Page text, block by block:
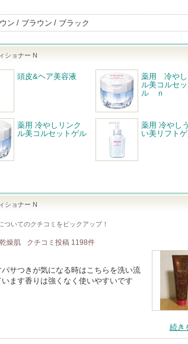
ン ブラウン ブラック
ショナー N
頭皮&ヘア美容液
薬用 冷やし
ル美コルセ
ル ｎ
薬用 冷やしリンク
ル美コルセットゲル
薬用 冷やし
い美リフト
ショナー N
ついてのクチコミをピックアップ！
燥肌 クチコミ投稿 1198件
サつきが気になる時はこちらを洗い流
ます香りは強くなく使いやすいです
続き